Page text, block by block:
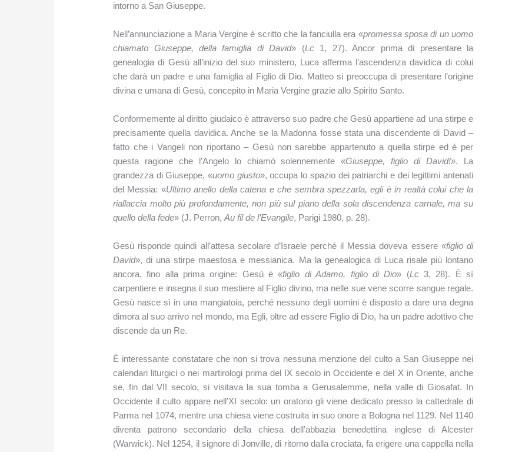
intorno a San Giuseppe.
Nell’annunciazione a Maria Vergine è scritto che la fanciulla era «promessa sposa di un uomo
chiamato Giuseppe, della famiglia di David» (Lc 1, 27). Ancor prima di presentare la
genealogia di Gesù all’inizio del suo ministero, Luca afferma l’ascendenza davidica di colui
che darà un padre e una famiglia al Figlio di Dio. Matteo si preoccupa di presentare l’origine
divina e umana di Gesù, concepito in Maria Vergine grazie allo Spirito Santo.
Conformemente al diritto giudaico è attraverso suo padre che Gesù appartiene ad una stirpe e
precisamente quella davidica. Anche se la Madonna fosse stata una discendente di David –
fatto che i Vangeli non riportano – Gesù non sarebbe appartenuto a quella stirpe ed è per
questa ragione che l’Angelo lo chiamò solennemente «Giuseppe, figlio di David!». La
grandezza di Giuseppe, «uomo giusto», occupa lo spazio dei patriarchi e dei legittimi antenati
del Messia: «Ultimo anello della catena e che sembra spezzarla, egli è in realtà colui che la
riallaccia molto più profondamente, non più sul piano della sola discendenza carnale, ma su
quello della fede» (J. Perron,Au fil de l’Evangile, Parigi 1980, p. 28).
Gesù risponde quindi all’attesa secolare d’Israele perché il Messia doveva essere «figlio di
David», di una stirpe maestosa e messianica. Ma la genealogica di Luca risale più lontano
ancora, fino alla prima origine: Gesù è «figlio di Adamo, figlio di Dio» (Lc 3, 28). È sì
carpentiere e insegna il suo mestiere al Figlio divino, ma nelle sue vene scorre sangue regale.
Gesù nasce sì in una mangiatoia, perché nessuno degli uomini è disposto a dare una degna
dimora al suo arrivo nel mondo, ma Egli, oltre ad essere Figlio di Dio, ha un padre adottivo che
discende da un Re.
È interessante constatare che non si trova nessuna menzione del culto a San Giuseppe nei
calendari liturgici o nei martirologi prima del IX secolo in Occidente e del X in Oriente, anche
se, fin dal VII secolo, si visitava la sua tomba a Gerusalemme, nella valle di Giosafat. In
Occidente il culto appare nell’XI secolo: un oratorio gli viene dedicato presso la cattedrale di
Parma nel 1074, mentre una chiesa viene costruita in suo onore a Bologna nel 1129. Nel 1140
diventa patrono secondario della chiesa dell’abbazia benedettina inglese di Alcester
(Warwick). Nel 1254, il signore di Jonville, di ritorno dalla crociata, fa erigere una cappella nella